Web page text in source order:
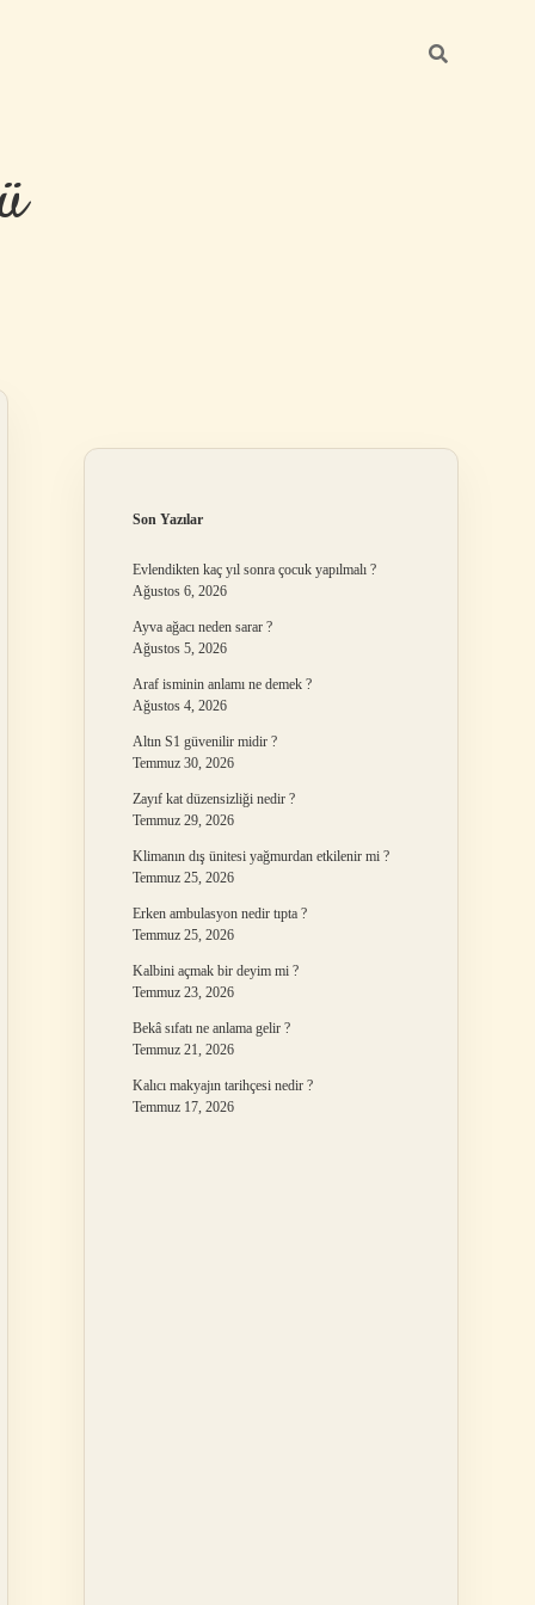
Son Yazılar
Evlendikten kaç yıl sonra çocuk yapılmalı ?
Ağustos 6, 2026
Ayva ağacı neden sarar ?
Ağustos 5, 2026
Araf isminin anlamı ne demek ?
Ağustos 4, 2026
Altın S1 güvenilir midir ?
Temmuz 30, 2026
Zayıf kat düzensizliği nedir ?
Temmuz 29, 2026
Klimanın dış ünitesi yağmurdan etkilenir mi ?
Temmuz 25, 2026
Erken ambulasyon nedir tıpta ?
Temmuz 25, 2026
Kalbini açmak bir deyim mi ?
Temmuz 23, 2026
Bekâ sıfatı ne anlama gelir ?
Temmuz 21, 2026
Kalıcı makyajın tarihçesi nedir ?
Temmuz 17, 2026